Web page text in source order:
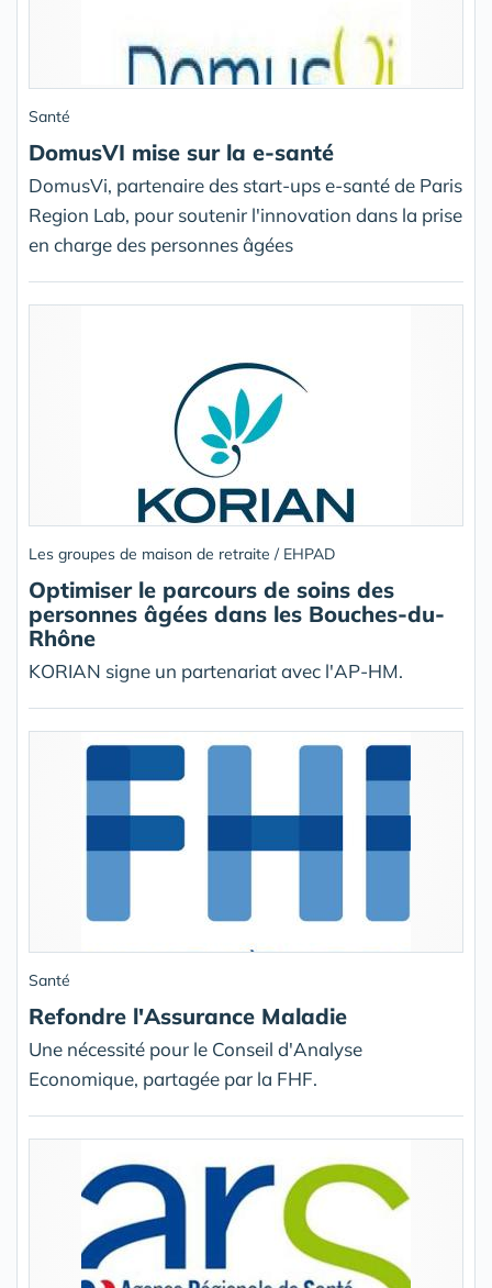
Santé
DomusVI mise sur la e-santé
DomusVi, partenaire des start-ups e-santé de Paris
Region Lab, pour soutenir l'innovation dans la prise
en charge des personnes âgées
Les groupes de maison de retraite / EHPAD
Optimiser le parcours de soins des
personnes âgées dans les Bouches-du-
Rhône
KORIAN signe un partenariat avec l'AP-HM.
Santé
Refondre l'Assurance Maladie
Une nécessité pour le Conseil d'Analyse
Economique, partagée par la FHF.